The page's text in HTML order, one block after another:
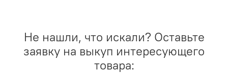
Не нашли, что искали? Оставьте
заявку на выкуп интересующего
товара: